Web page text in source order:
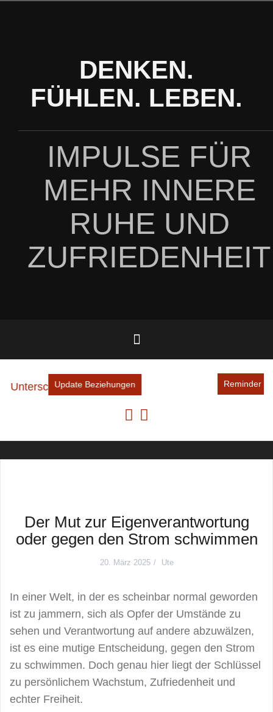
DENKEN.
FÜHLEN. LEBEN.
IMPULSE FÜR
MEHR INNERE
RUHE UND
ZUFRIEDENHEIT
Reminder an dich – und dein inneres Team
Der Mut zur Eigenverantwortung
oder gegen den Strom schwimmen
20. März 2025 Ute
In einer Welt, in der es scheinbar normal geworden
ist zu jammern, sich als Opfer der Umstände zu
sehen und Verantwortung auf andere abzuwälzen,
ist es eine mutige Entscheidung, gegen den Strom
zu schwimmen. Doch genau hier liegt der Schlüssel
zu persönlichem Wachstum, Zufriedenheit und
echter Freiheit.